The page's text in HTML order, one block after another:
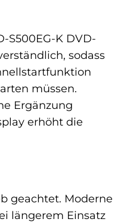
S500EG-K DVD-
sodass
müssen.
Ergänzung
erhöht die
geachtet. Moderne
längerem Einsatz